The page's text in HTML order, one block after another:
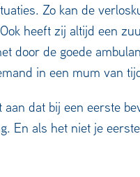
Zo kan de
heeft zij altijd een
door de goede
in een mum van
aan dat bij een eerste
En als het niet je